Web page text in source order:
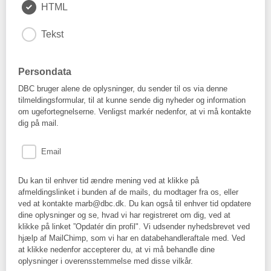
HTML
Tekst
Persondata
DBC bruger alene de oplysninger, du sender til os via denne
tilmeldingsformular, til at kunne sende dig nyheder og information
om ugefortegnelserne. Venligst markér nedenfor, at vi må kontakte
dig på mail.
Email
Du kan til enhver tid ændre mening ved at klikke på
afmeldingslinket i bunden af de mails, du modtager fra os, eller
ved at kontakte marb@dbc.dk. Du kan også til enhver tid opdatere
dine oplysninger og se, hvad vi har registreret om dig, ved at
klikke på linket ”Opdatér din profil". Vi udsender nyhedsbrevet ved
hjælp af MailChimp, som vi har en databehandleraftale med. Ved
at klikke nedenfor accepterer du, at vi må behandle dine
oplysninger i overensstemmelse med disse vilkår.